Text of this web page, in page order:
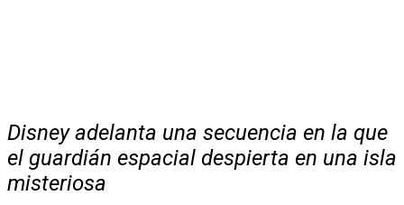
Disney adelanta una secuencia en la que
el guardián espacial despierta en una isla
misteriosa